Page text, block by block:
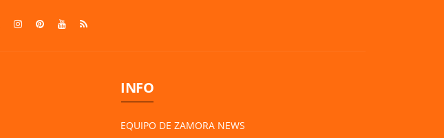
INFO
EQUIPO DE ZAMORA NEWS